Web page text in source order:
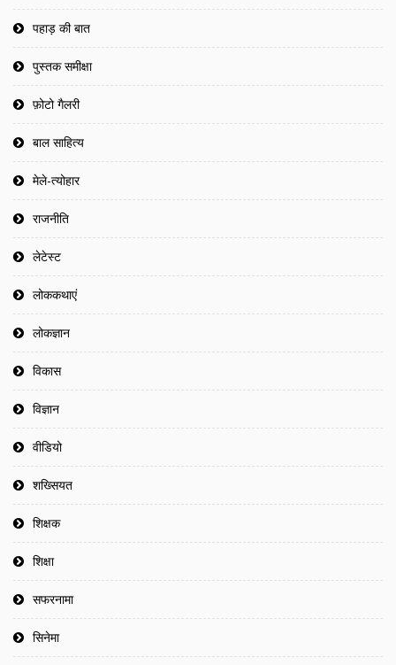
पहाड़ की बात
पुस्तक समीक्षा
फ़ोटो गैलरी
बाल साहित्य
मेले-त्योहार
राजनीति
लेटेस्ट
लोककथाएं
लोकज्ञान
विकास
विज्ञान
वीडियो
शख्सियत
शिक्षक
शिक्षा
सफरनामा
सिनेमा